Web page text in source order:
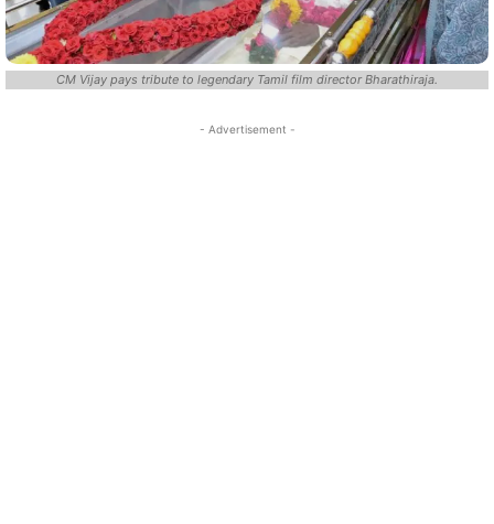
CM Vijay pays tribute to legendary Tamil film director Bharathiraja.
- Advertisement -